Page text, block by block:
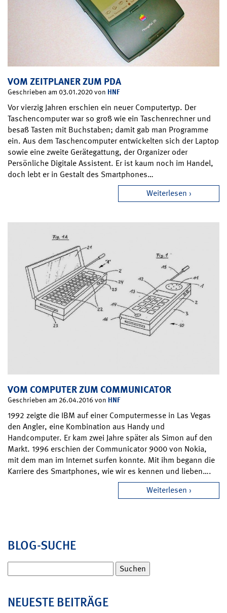
VOM ZEITPLANER ZUM PDA
Geschrieben am 03.01.2020 von HNF
Vor vierzig Jahren erschien ein neuer Computertyp. Der
Taschencomputer war so groß wie ein Taschenrechner und
besaß Tasten mit Buchstaben; damit gab man Programme
ein. Aus dem Taschencomputer entwickelten sich der Laptop
sowie eine zweite Gerätegattung, der Organizer oder
Persönliche Digitale Assistent. Er ist kaum noch im Handel,
doch lebt er in Gestalt des Smartphones…
Weiterlesen
VOM COMPUTER ZUM COMMUNICATOR
Geschrieben am 26.04.2016 von HNF
1992 zeigte die IBM auf einer Computermesse in Las Vegas
den Angler, eine Kombination aus Handy und
Handcomputer. Er kam zwei Jahre später als Simon auf den
Markt. 1996 erschien der Communicator 9000 von Nokia,
mit dem man im Internet surfen konnte. Mit ihm begann die
Karriere des Smartphones, wie wir es kennen und lieben….
Weiterlesen
BLOG-SUCHE
nach:
NEUESTE BEITRÄGE